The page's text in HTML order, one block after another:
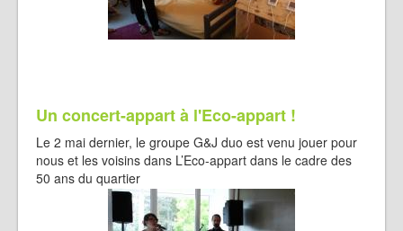
Un concert-appart à l'Eco-appart !
Le 2 mai dernier, le groupe G&J duo est venu jouer pour
nous et les voisins dans L’Eco-appart dans le cadre des
50 ans du quartier